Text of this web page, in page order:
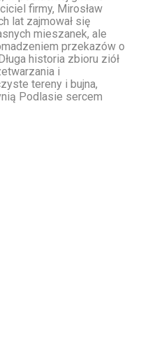
firmy, Mirosław
lat zajmował się
mieszanek, ale
przekazów o
historia zbioru ziół
i
tereny i bujna,
Podlasie sercem